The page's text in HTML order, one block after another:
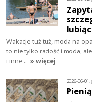
Wakacje tuż tuż, moda na
to nie tylko radość i moda,
i inne… » więcej
2026-06-